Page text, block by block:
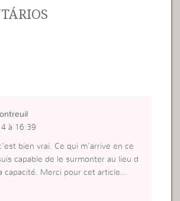
à 16:39
bien vrai. Ce qui m’arrive en ce
capable de le surmonter au lieu d
capacité. Merci pour cet article…